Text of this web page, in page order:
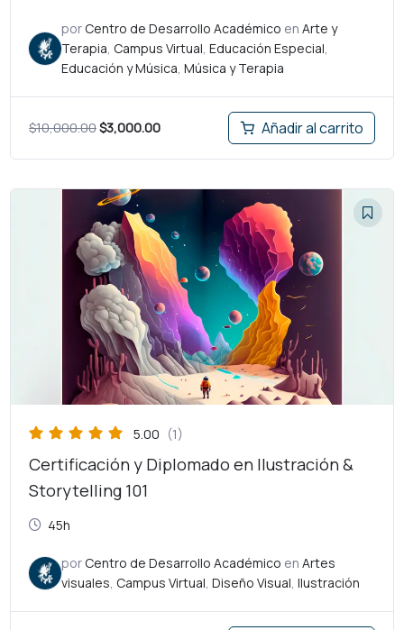
por Centro de Desarrollo Académico en Arte y
Terapia, Campus Virtual, Educación Especial,
Educación y Música, Música y Terapia
$10,000.00$3,000.00 Añadir al carrito
5.00 (1)
Certificación y Diplomado en Ilustración &
Storytelling 101
45h
por Centro de Desarrollo Académico en Artes
visuales Campus Virtual Diseño Visual Ilustración
El
precio
original
era:
$6,000.00.
precio
actual
es:
$3,000.00.